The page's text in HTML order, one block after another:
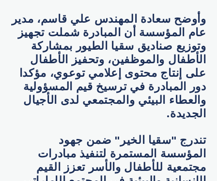
وأوضح سعادة المهندس علي قاسم، مدير
عام المؤسسة أن المبادرة شملت تجهيز
وتوزيع صناديق سقيا الطيور بمشاركة
الأطفال والموظفين، وتحفيز الأطفال
على إنتاج محتوى إعلامي توعوي، مؤكدا
دور المبادرة في ترسيخ قيم المسؤولية
والعطاء البيئي والمجتمعي لدى الأجيال
الجديدة.
تندرج "سقيا الخير" ضمن جهود
المؤسسة المستمرة لتنفيذ مبادرات
مجتمعية للأطفال والأسر تعزز القيم